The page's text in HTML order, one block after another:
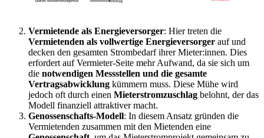
Vermietende als Energieversorger: Hier treten die
Vermietenden als vollwertige Energieversorger auf und
decken den gesamten Strombedarf ihrer Mieter:innen. Dies
erfordert auf Vermieter-Seite mehr Aufwand, da sie sich um
die notwendigen Messstellen und die gesamte
Vertragsabwicklung kümmern muss. Diese Mühe wird
jedoch oft durch einen Mieterstromzuschlag belohnt, der das
Modell finanziell attraktiver macht.
Genossenschafts-Modell: In diesem Ansatz gründen die
Vermietenden zusammen mit den Mietenden eine